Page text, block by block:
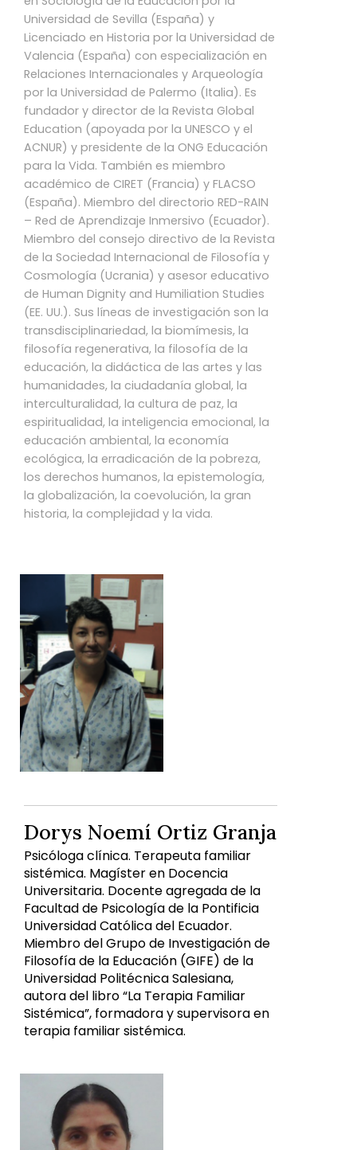
Universidad de Sevilla (España) y
Licenciado en Historia por la Universidad de
Valencia (España) con especialización en
Relaciones Internacionales y Arqueología
por la Universidad de Palermo (Italia). Es
fundador y director de la Revista Global
Education (apoyada por la UNESCO y el
ACNUR) y presidente de la ONG Educación
para la Vida. También es miembro
académico de CIRET (Francia) y FLACSO
(España). Miembro del directorio RED-RAIN
– Red de Aprendizaje Inmersivo (Ecuador).
Miembro del consejo directivo de la Revista
de la Sociedad Internacional de Filosofía y
Cosmología (Ucrania) y asesor educativo
de Human Dignity and Humiliation Studies
(EE. UU.). Sus líneas de investigación son la
transdisciplinariedad, la biomímesis, la
filosofía regenerativa, la filosofía de la
educación, la didáctica de las artes y las
humanidades, la ciudadanía global, la
interculturalidad, la cultura de paz, la
espiritualidad, la inteligencia emocional, la
educación ambiental, la economía
ecológica, la erradicación de la pobreza,
los derechos humanos, la epistemología,
la globalización, la coevolución, la gran
historia, la complejidad y la vida.
Dorys Noemí Ortiz Granja
Psicóloga clínica. Terapeuta familiar
sistémica. Magíster en Docencia
Universitaria. Docente agregada de la
Facultad de Psicología de la Pontificia
Universidad Católica del Ecuador.
Miembro del Grupo de Investigación de
Filosofía de la Educación (GIFE) de la
Universidad Politécnica Salesiana,
autora del libro “La Terapia Familiar
Sistémica”, formadora y supervisora en
terapia familiar sistémica.